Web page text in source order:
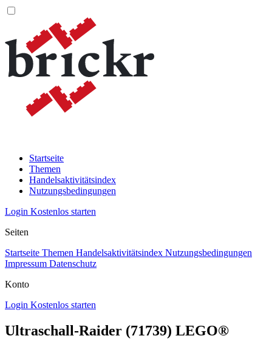
Startseite
Themen
Handelsaktivitätsindex
Nutzungsbedingungen
Login Kostenlos starten
Seiten
Startseite Themen Handelsaktivitätsindex Nutzungsbedingungen
Impressum Datenschutz
Konto
Login Kostenlos starten
Ultraschall-Raider (71739) LEGO®